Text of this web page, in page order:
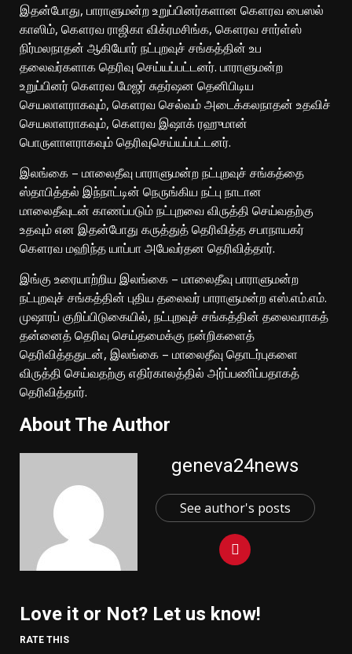
இதன்போது, பாராளுமன்ற உறுப்பினர்களான கௌரவ பைஸல்
காஸிம், கௌரவ ராஜிகா விக்ரமசிங்க, கௌரவ சார்ள்ஸ்
நிர்மலநாதன் ஆகியோர் நட்புறவுச் சங்கத்தின் உப
தலைவர்களாக தெரிவு செய்யப்பட்டனர். பாராளுமன்ற
உறுப்பினர் கௌரவ மேஜர் சுதர்ஷன தெனிபிடிய
செயலாளராகவும், கௌரவ செல்வம் அடைக்கலநாதன் உதவிச்
செயலாளராகவும், கௌரவ இஷாக் ரஹுமான்
பொருளாளராகவும் தெரிவுசெய்யப்பட்டனர்.
இலங்கை – மாலைதீவு பாராளுமன்ற நட்புறவுச் சங்கத்தை
ஸ்தாபித்தல் இந்நாட்டின் நெருங்கிய நட்பு நாடான
மாலைதீவுடன் காணப்படும் நட்புறவை விருத்தி செய்வதற்கு
உதவும் என இதன்போது கருத்துத் தெரிவித்த சபாநாயகர்
கௌரவ மஹிந்த யாப்பா அபேவர்தன தெரிவித்தார்.
இங்கு உரையாற்றிய இலங்கை – மாலைதீவு பாராளுமன்ற
நட்புறவுச் சங்கத்தின் புதிய தலைவர் பாராளுமன்ற எஸ்.எம்.எம்.
முஷாரப் குறிப்பிடுகையில், நட்புறவுச் சங்கத்தின் தலைவராகத்
தன்னைத் தெரிவு செய்தமைக்கு நன்றிகளைத்
தெரிவித்ததுடன், இலங்கை – மாலைதீவு தொடர்புகளை
விருத்தி செய்வதற்கு எதிர்காலத்தில் அர்ப்பணிப்பதாகத்
தெரிவித்தார்.
About The Author
geneva24news
See author's posts
Love it or Not? Let us know!
RATE THIS